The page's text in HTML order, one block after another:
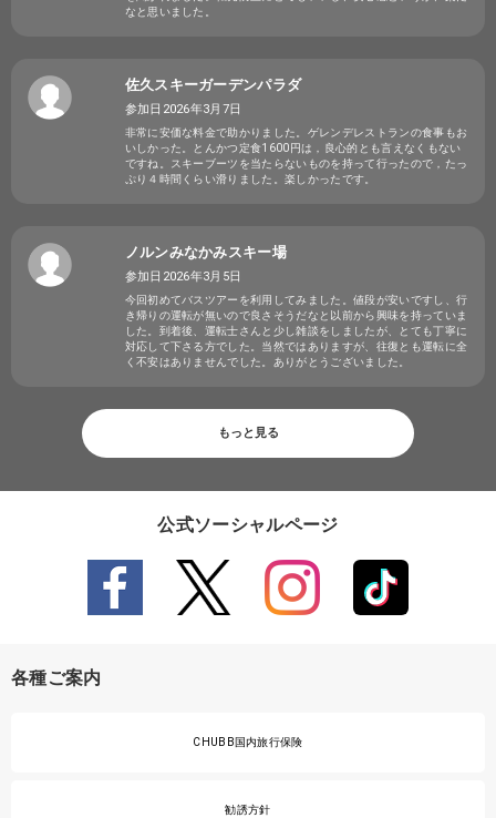
なと思いました。
佐久スキーガーデンパラダ
参加日2026年3月7日
非常に安価な料金で助かりました。ゲレンデレストランの食事もお
いしかった。とんかつ定食1600円は，良心的とも言えなくもない
ですね。スキーブーツを当たらないものを持って行ったので，たっ
ぷり４時間くらい滑りました。楽しかったです。
ノルンみなかみスキー場
参加日2026年3月5日
今回初めてバスツアーを利用してみました。値段が安いですし、行
き帰りの運転が無いので良さそうだなと以前から興味を持っていま
した。到着後、運転士さんと少し雑談をしましたが、とても丁寧に
対応して下さる方でした。当然ではありますが、往復とも運転に全
く不安はありませんでした。ありがとうございました。
もっと見る
公式ソーシャルページ
各種ご案内
CHUBB国内旅行保険
勧誘方針